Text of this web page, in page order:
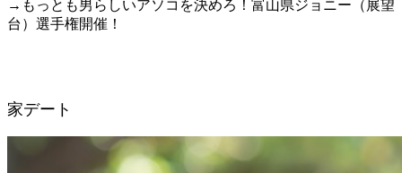
→もっとも男らしいアソコを決めろ！富山県ジョニー（展望
台）選手権開催！
家デート